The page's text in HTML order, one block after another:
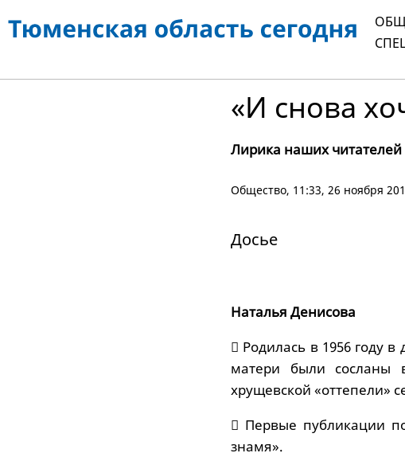
«И снова
Лирика наших читателей
Общество, 11:33, 26 ноября
Досье
Наталья Денисова
 Родилась в 1956 году
матери были сосланы
хрущевской «оттепели»
 Первые публикации
знамя».